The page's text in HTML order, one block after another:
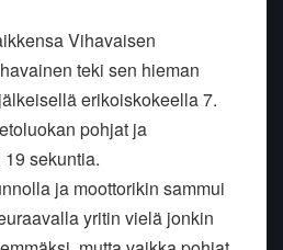
Vihavaisen
teki sen hieman
erikoiskokeella 7.
pohjat ja
sekuntia.
ja moottorikin sammui
yritin vielä jonkin